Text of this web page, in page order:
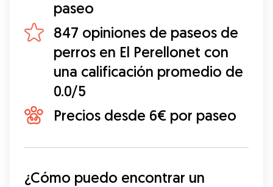
paseo
847 opiniones de paseos de
perros en El Perellonet con
una calificación promedio de
0.0/5
Precios desde 6€ por paseo
¿Cómo puedo encontrar un